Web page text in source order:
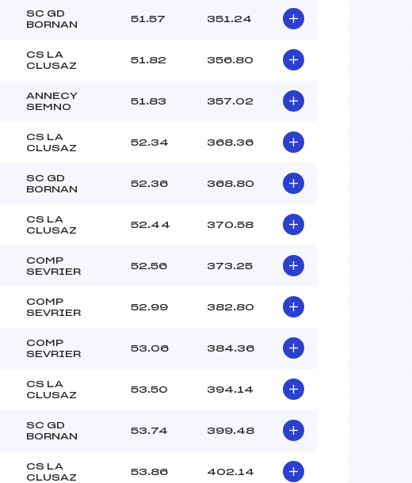
SC GD
BORNAN
51.57 351.24
CS LA
CLUSAZ
51.82 356.80
ANNECY
SEMNO
51.83 357.02
CS LA
CLUSAZ
52.34 368.36
SC GD
BORNAN
52.36 368.80
CS LA
CLUSAZ
52.44 370.58
COMP
SEVRIER
52.56 373.25
COMP
SEVRIER
52.99 382.80
COMP
SEVRIER
53.06 384.36
CS LA
CLUSAZ
53.50 394.14
SC GD
BORNAN
53.74 399.48
CS LA
CLUSAZ
53.86 402.14